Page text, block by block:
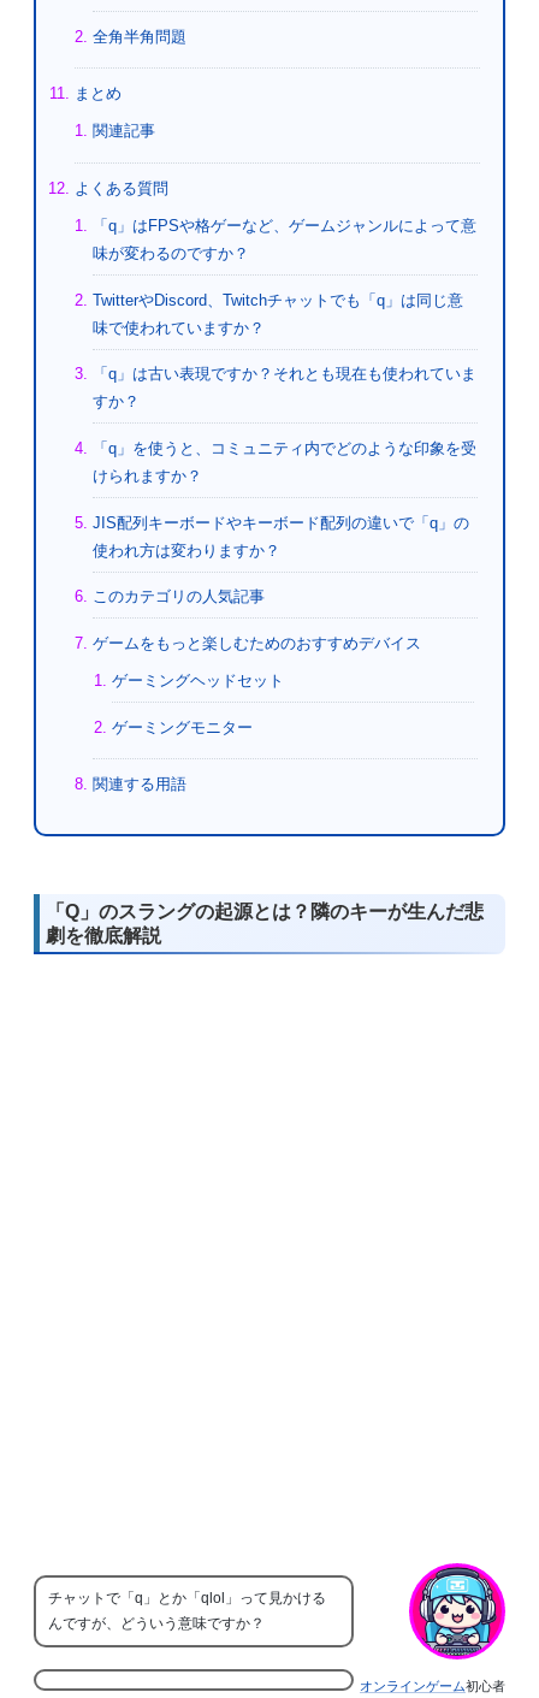
全角半角問題
まとめ
関連記事
よくある質問
「q」はFPSや格ゲーなど、ゲームジャンルによって意
味が変わるのですか？
TwitterやDiscord、Twitchチャットでも「q」は同じ意
味で使われていますか？
「q」は古い表現ですか？それとも現在も使われていま
すか？
「q」を使うと、コミュニティ内でどのような印象を受
けられますか？
JIS配列キーボードやキーボード配列の違いで「q」の
使われ方は変わりますか？
このカテゴリの人気記事
ゲームをもっと楽しむためのおすすめデバイス
ゲーミングヘッドセット
ゲーミングモニター
関連する用語
「Q」のスラングの起源とは？隣のキーが生んだ悲
劇を徹底解説
オンラインゲーム初心者
チャットで「q」とか「qlol」って見かける
んですが、どういう意味ですか？